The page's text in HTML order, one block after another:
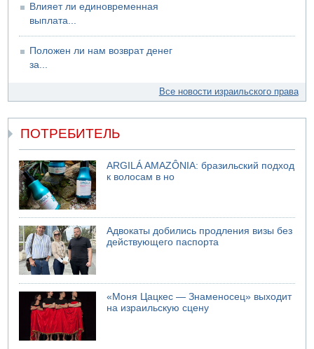
Влияет ли единовременная
выплата...
Положен ли нам возврат денег
за...
Все новости израильского права
ПОТРЕБИТЕЛЬ
ARGILÁ AMAZÔNIA: бразильский подход
к волосам в но
Адвокаты добились продления визы без
действующего паспорта
«Моня Цацкес — Знаменосец» выходит
на израильскую сцену